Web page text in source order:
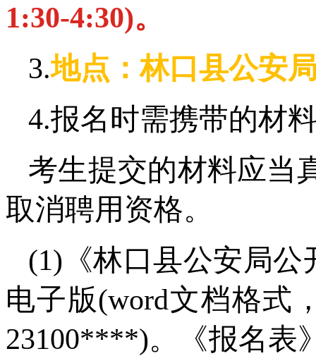
1:30-4:30)。
3.地点：林口县公安
4.报名时需携带的材
考生提交的材料应当
取消聘用资格。
(1)《林口县公安局
电子版(word文档格式
23100****)。《报名表